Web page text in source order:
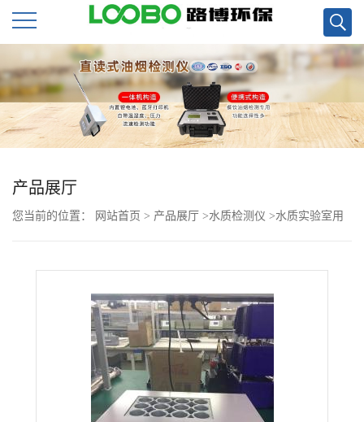
公
司
首
页
公
产品展厅
您当前的位置： 网站首页 > 产品展厅 >水质检测仪 >水质实验室用